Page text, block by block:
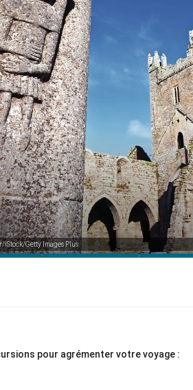
iStock/Getty Images Plus
pour agrémenter votre voyage :